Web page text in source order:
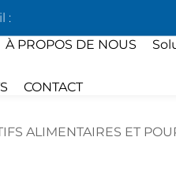
:
À PROPOS DE NOUS
CONTACT
ALIMENTAIRES ET